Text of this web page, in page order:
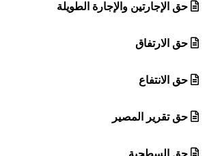
حق الإجارتين والإجارة الطويلة
حق الارتفاق
حق الانتفاع
حق تقرير المصير